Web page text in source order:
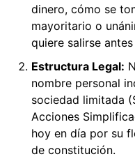
dinero, cómo se
mayoritario o
quiere salirse
Estructura Legal:
nombre personal
sociedad limitada
Acciones
hoy en día por su
de constitución.